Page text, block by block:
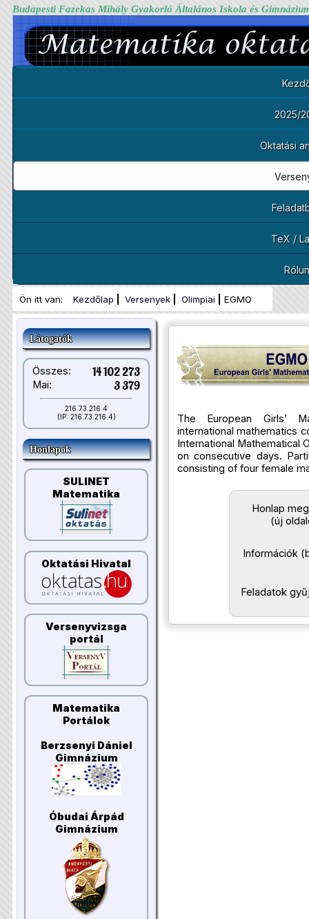
Budapesti Fazekas Mihály Gyakorló Általános Iskola és
2025/
Oktatási
TeX /
Ön itt van: Kezdőlap Versenyek Olimpiai EGMO
Látogatók
Összes: 14 102 273
Mai: 3 379
216.73.216.4
(IP: 216.73.216.4)
Honlapok
SULINET
Matematika
Oktatási Hivatal
Versenyvizsga
portál
Matematika
Portálok
Berzsenyi Dániel
Gimnázium
Óbudai Árpád
Gimnázium
The European Girls’
international mathematics
International Mathematical
on consecutive days.
consisting of four female
Honlap
(új
Információk
Feladatok